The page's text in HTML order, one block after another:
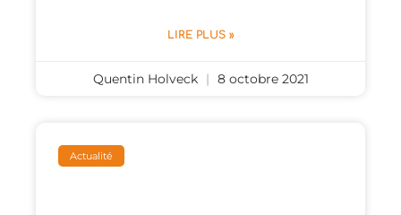
LIRE PLUS »
Quentin Holveck 8 octobre 2021
Actualité